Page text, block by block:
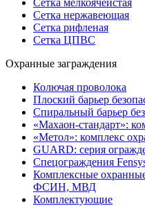
Сетка мелкоячеистая
Сетка нержавеющая
Сетка рифленая
Сетка ЦПВС
Охранные заграждения
Колючая проволока
Плоский барьер
Спиральный барьер
«Махаон-стандарт»:
«Метол»: комплекс
GUARD: серия
Спецограждения
Комплексные
ФСИН, МВД
Комплектующие